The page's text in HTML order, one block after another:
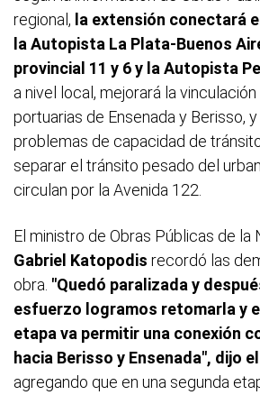
regional, la extensión conectará
la Autopista La Plata-Buenos
provincial 11 y 6 y la Autopista
a nivel local, mejorará la
portuarias de Ensenada y Berisso,
problemas de capacidad de
separar el tránsito pesado del
circulan por la Avenida 122.
El ministro de Obras Públicas de la
Gabriel Katopodis recordó las
obra. "Quedó paralizada y
esfuerzo logramos retomarla y
etapa va permitir una conexión
hacia Berisso y Ensenada", dijo
agregando que en una segunda